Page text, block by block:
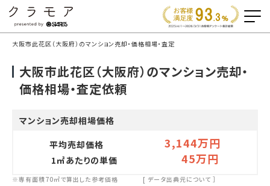
大阪市此花区（大阪府）のマンション売却・価格相場・査定
大阪市此花区（大阪府）のマンション売却・
価格相場・査定依頼
マンション売却相場価格
平均売却価格
3,144万円
1㎡あたりの単価 45万円
※専有面積70㎡で算出した参考価格 [ データ出典元について ］